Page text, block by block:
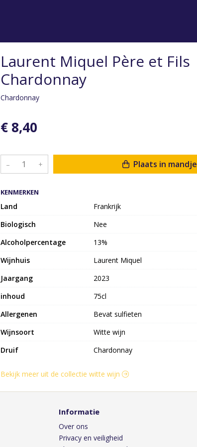
Laurent Miquel Père et Fils
Chardonnay
Chardonnay
€ 8,40
– + Plaats in mandje
KENMERKEN
Land
Frankrijk
Biologisch
Nee
Alcoholpercentage
13%
Wijnhuis
Laurent Miquel
Jaargang
2023
inhoud
75cl
Allergenen
Bevat sulfieten
Wijnsoort
Witte wijn
Druif
Chardonnay
Bekijk meer uit de collectie witte wijn
Informatie
Over ons
Privacy en veiligheid